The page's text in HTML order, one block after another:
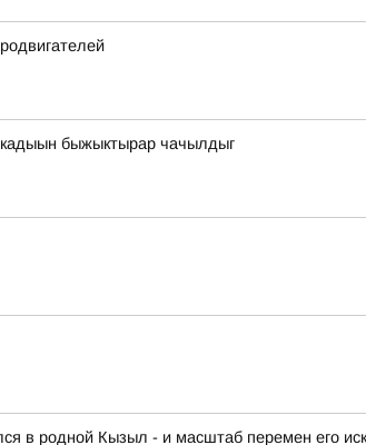
быжыктырар чачылдыг
в родной Кызыл - и масштаб перемен его